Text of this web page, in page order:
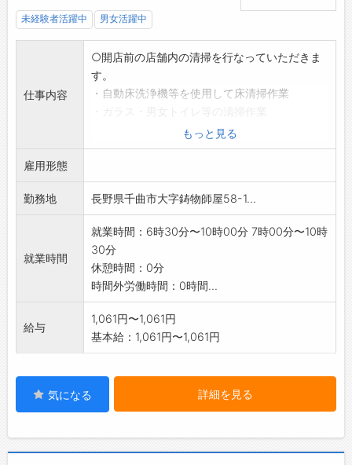
未経験者活躍中 男女活躍中
仕事内容
○開店前の店舗内の清掃を行なっていただきま
す。
・自動床洗浄機等を使用して床清掃作業
・5名体制で清掃作業を行ないます。
※当社ホームページもご覧ください
【変更範囲:変更なし】
もっと見る
雇用形態
勤務地 長野県千曲市大字鋳物師屋58-1...
就業時間
就業時間：6時30分〜10時00分 7時00分〜10時
30分
休憩時間：0分
時間外労働時間：0時間...
給与
1,061円〜1,061円
基本給：1,061円〜1,061円
気になる 詳細を見る